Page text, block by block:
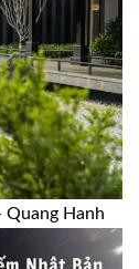
Quang Hanh